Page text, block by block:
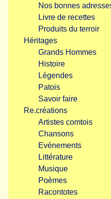
Nos bonnes
Livre de recettes
Produits du terroir
Héritages
Grands Hommes
Histoire
Légendes
Patois
Savoir faire
Re.créations
Artistes comtois
Chansons
Evénements
Littérature
Musique
Poèmes
Racontotes